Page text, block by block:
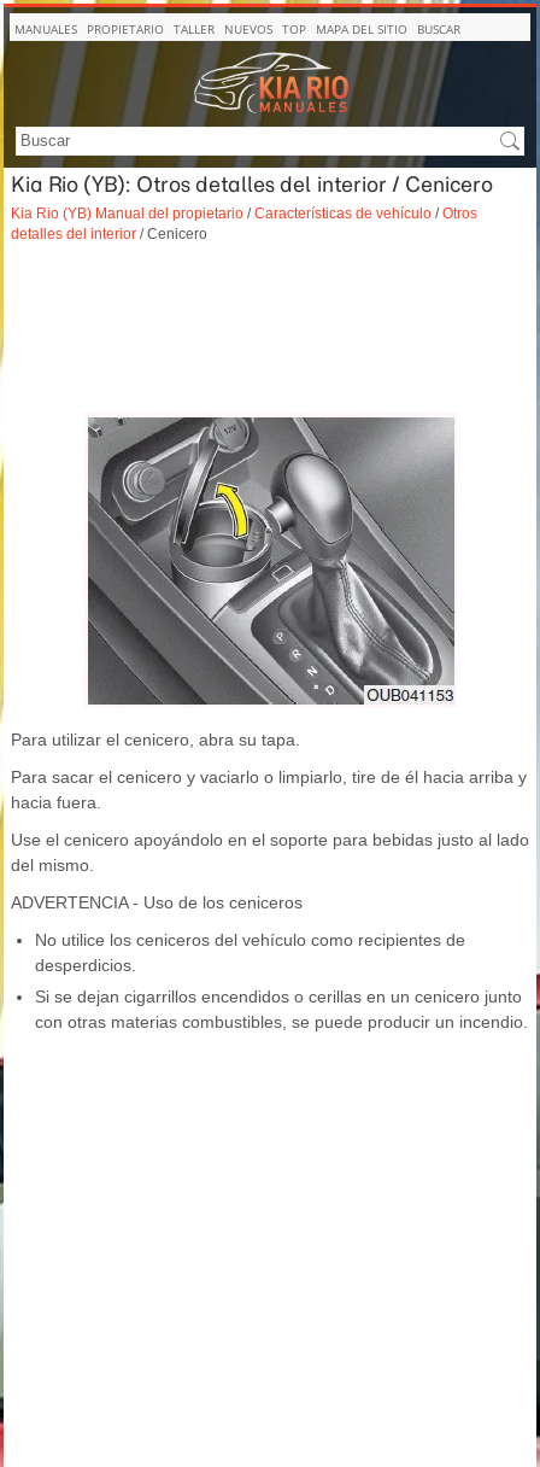
MANUALES PROPIETARIO TALLER NUEVOS TOP MAPA DEL SITIO BUSCAR
Kia Rio (YB): Otros detalles del interior / Cenicero
Kia Rio (YB) Manual del propietario /Características de vehículo /Otros
detalles del interior / Cenicero
Para utilizar el cenicero, abra su tapa.
Para sacar el cenicero y vaciarlo o limpiarlo, tire de él hacia arriba y
hacia fuera.
Use el cenicero apoyándolo en el soporte para bebidas justo al lado
del mismo.
ADVERTENCIA - Uso de los ceniceros
No utilice los ceniceros del vehículo como recipientes de
desperdicios.
Si se dejan cigarrillos encendidos o cerillas en un cenicero junto
con otras materias combustibles, se puede producir un incendio.